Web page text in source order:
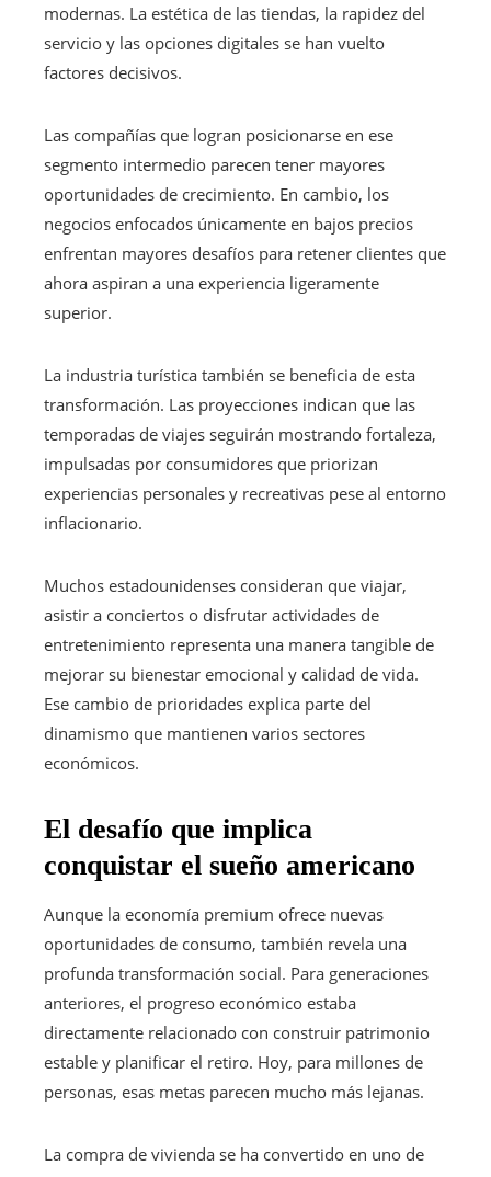
modernas. La estética de las tiendas, la rapidez del
servicio y las opciones digitales se han vuelto
factores decisivos.
Las compañías que logran posicionarse en ese
segmento intermedio parecen tener mayores
oportunidades de crecimiento. En cambio, los
negocios enfocados únicamente en bajos precios
enfrentan mayores desafíos para retener clientes que
ahora aspiran a una experiencia ligeramente
superior.
La industria turística también se beneficia de esta
transformación. Las proyecciones indican que las
temporadas de viajes seguirán mostrando fortaleza,
impulsadas por consumidores que priorizan
experiencias personales y recreativas pese al entorno
inflacionario.
Muchos estadounidenses consideran que viajar,
asistir a conciertos o disfrutar actividades de
entretenimiento representa una manera tangible de
mejorar su bienestar emocional y calidad de vida.
Ese cambio de prioridades explica parte del
dinamismo que mantienen varios sectores
económicos.
El desafío que implica
conquistar el sueño americano
Aunque la economía premium ofrece nuevas
oportunidades de consumo, también revela una
profunda transformación social. Para generaciones
anteriores, el progreso económico estaba
directamente relacionado con construir patrimonio
estable y planificar el retiro. Hoy, para millones de
personas, esas metas parecen mucho más lejanas.
La compra de vivienda se ha convertido en uno de